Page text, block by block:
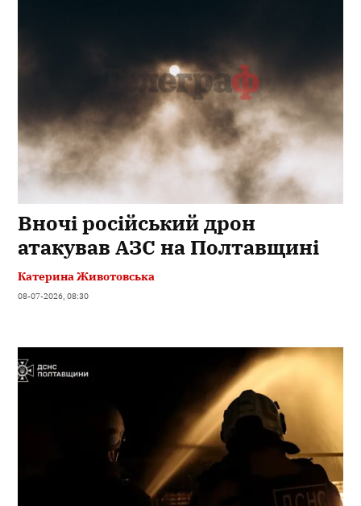
Вночі російський дрон
атакував АЗС на Полтавщині
Катерина Животовська
08-07-2026, 08:30